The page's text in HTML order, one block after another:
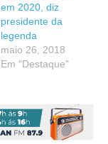
em 2020, diz
presidente da
legenda
maio 26, 2018
Em "Destaque"